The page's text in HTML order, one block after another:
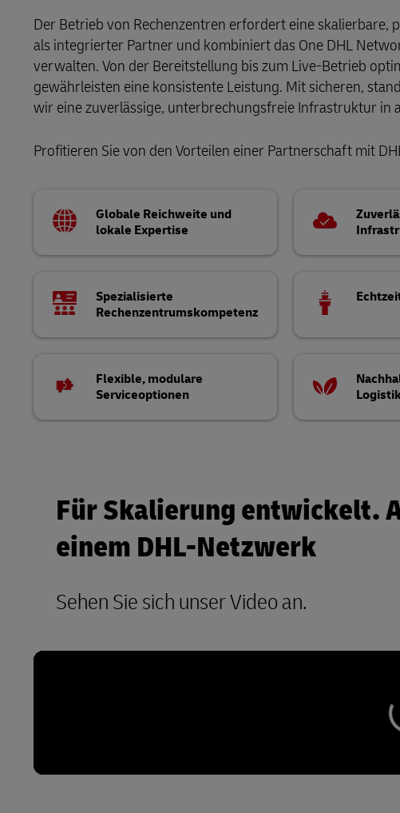
MyGTS
DHL Same Day
LifeTrack
Über die Portale
Über die Portale
Der Betrieb von Rechenzentren erfordert eine skalierbare,
als integrierter Partner und kombiniert das One DHL
verwalten. Von der Bereitstellung bis zum Live-Betrieb
gewährleisten eine konsistente Leistung. Mit sicheren,
wir eine zuverlässige, unterbrechungsfreie Infrastruktur in
Profitieren Sie von den Vorteilen einer Partnerschaft mit
Globale Reichweite und
lokale Expertise
Spezialisierte
Rechenzentrumskompetenz
Flexible, modulare
Serviceoptionen
Für Skalierung entwickelt.
einem DHL-Netzwerk
Sehen Sie sich unser Video an.